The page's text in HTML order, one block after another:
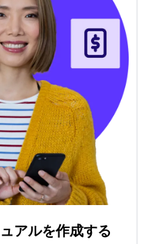
アルを作成する